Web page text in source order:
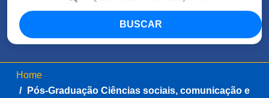
BUSCAR
Home
Pós-Graduação Ciências sociais, comunicação e